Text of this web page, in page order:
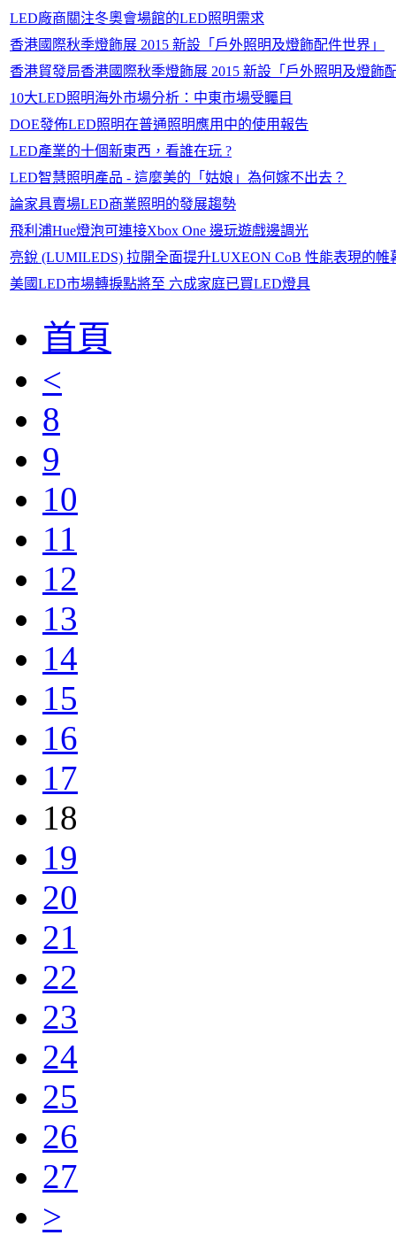
LED廠商關注冬奧會場館的LED照明需求
香港國際秋季燈飾展 2015 新設「戶外照明及燈飾配件世界」
香港貿發局香港國際秋季燈飾展 2015 新設「戶外照明及燈飾
10大LED照明海外市場分析：中東市場受矚目
DOE發佈LED照明在普通照明應用中的使用報告
LED產業的十個新東西，看誰在玩 ?
LED智慧照明產品 - 這麼美的「姑娘」為何嫁不出去？
論家具賣場LED商業照明的發展趨勢
飛利浦Hue燈泡可連接Xbox One 邊玩遊戲邊調光
亮銳 (LUMILEDS) 拉開全面提升LUXEON CoB 性能表現的帷
美國LED市場轉捩點將至 六成家庭已買LED燈具
首頁
<
8
9
10
11
12
13
14
15
16
17
18
19
20
21
22
23
24
25
26
27
>